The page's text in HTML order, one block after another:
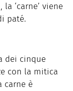
‘carne’ viene
paté.
dei cinque
con la mitica
carne è